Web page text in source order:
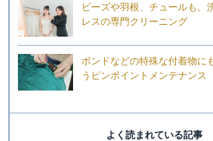
ビーズや羽根、チュールも。
レスの専門クリーニング
ボンドなどの特殊な付着物に
うピンポイントメンテナンス
よく読まれている記事